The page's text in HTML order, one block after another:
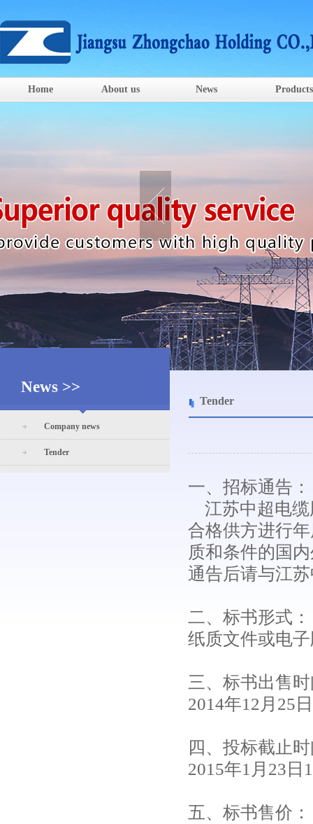
Home About us News Products
News >>
Company news
Tender
Tender
一、招标通告：
江苏中超电缆
合格供方进行
质和条件的国
通告后请与江
二、标书形式：
纸质文件或电
三、标书出售
2014年12月25
四、投标截止
2015年1月23日
五、标书售价：